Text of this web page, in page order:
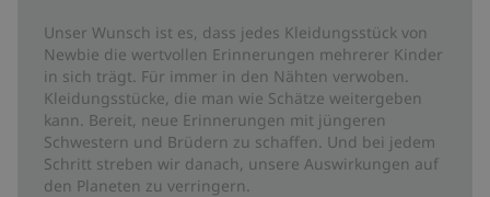
Unser Wunsch ist es, dass jedes Kleidungsstück von
Newbie die wertvollen Erinnerungen mehrerer Kinder
in sich trägt. Für immer in den Nähten verwoben.
Kleidungsstücke, die man wie Schätze weitergeben
kann. Bereit, neue Erinnerungen mit jüngeren
Schwestern und Brüdern zu schaffen. Und bei jedem
Schritt streben wir danach, unsere Auswirkungen auf
den Planeten zu verringern.